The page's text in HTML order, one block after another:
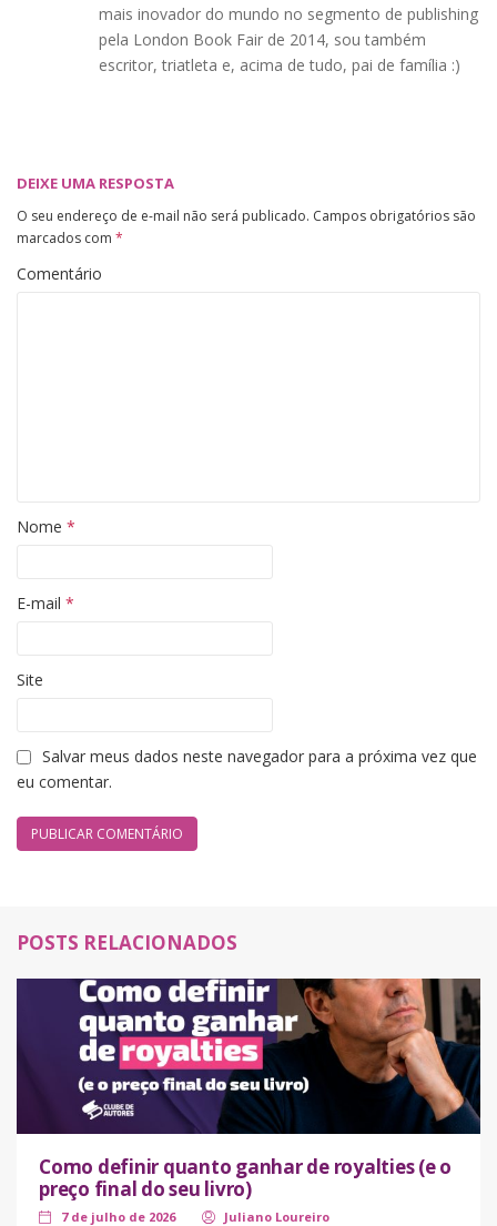
mais inovador do mundo no segmento de publishing
pela London Book Fair de 2014, sou também
escritor, triatleta e, acima de tudo, pai de família :)
DEIXE UMA RESPOSTA
O seu endereço de e-mail não será publicado. Campos obrigatórios são
marcados com *
Comentário
Nome *
E-mail *
Site
Salvar meus dados neste navegador para a próxima vez que
eu comentar.
POSTS RELACIONADOS
Como definir quanto ganhar de royalties (e o
preço final do seu livro)
7 de julho de 2026 Juliano Loureiro